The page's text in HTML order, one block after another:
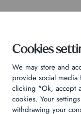
Politique de confidentialité
Mentions légales
Technical & Legal
Cookies
We may store and
provide social media
clicking "Ok, accept
cookies. Your
withdrawing your